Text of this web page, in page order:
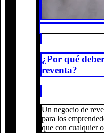
¿Por qué
reventa?
Un negocio de
para los
que con cualquier